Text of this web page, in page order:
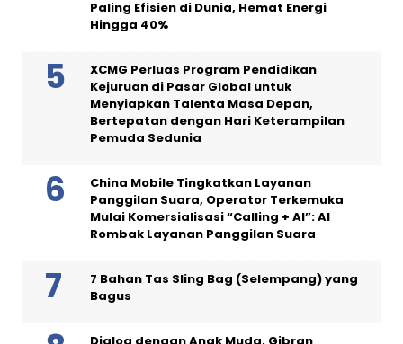
Paling Efisien di Dunia, Hemat Energi
Hingga 40%
XCMG Perluas Program Pendidikan
Kejuruan di Pasar Global untuk
Menyiapkan Talenta Masa Depan,
Bertepatan dengan Hari Keterampilan
Pemuda Sedunia
China Mobile Tingkatkan Layanan
Panggilan Suara, Operator Terkemuka
Mulai Komersialisasi “Calling + AI”: AI
Rombak Layanan Panggilan Suara
7 Bahan Tas Sling Bag (Selempang) yang
Bagus